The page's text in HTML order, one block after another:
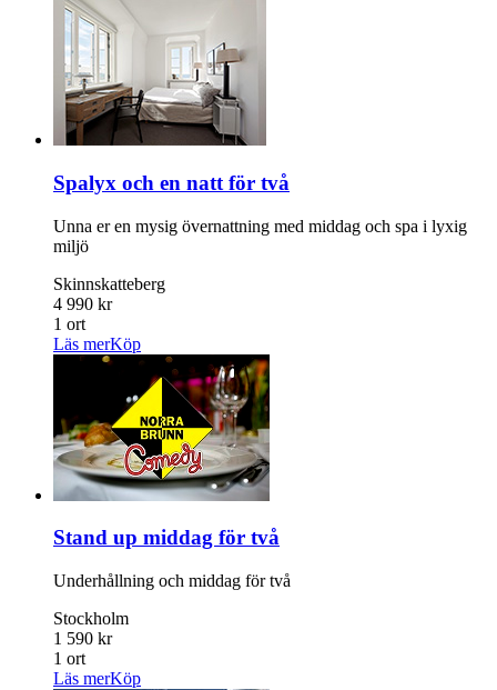
Spalyx och en natt för två
Unna er en mysig övernattning med middag och spa i lyxig
miljö
Skinnskatteberg
4 990 kr
1 ort
Läs merKöp
Stand up middag för två
Underhållning och middag för två
Stockholm
1 590 kr
1 ort
Läs merKöp